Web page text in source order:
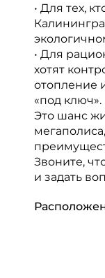
• Для тех,
• Для
хотят
отопление
«под ключ».
Это шанс
Звоните,
и задать